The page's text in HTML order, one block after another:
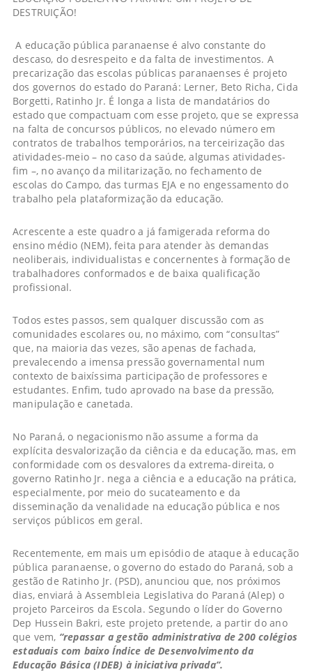
DESTRUIÇÃO!
A educação pública paranaense é alvo constante do
descaso, do desrespeito e da falta de investimentos. A
precarização das escolas públicas paranaenses é projeto
dos governos do estado do Paraná: Lerner, Beto Richa, Cida
Borgetti, Ratinho Jr. É longa a lista de mandatários do
estado que compactuam com esse projeto, que se expressa
na falta de concursos públicos, no elevado número em
contratos de trabalhos temporários, na terceirização das
atividades-meio – no caso da saúde, algumas atividades-
fim –, no avanço da militarização, no fechamento de
escolas do Campo, das turmas EJA e no engessamento do
trabalho pela plataformização da educação.
Acrescente a este quadro a já famigerada reforma do
ensino médio (NEM), feita para atender às demandas
neoliberais, individualistas e concernentes à formação de
trabalhadores conformados e de baixa qualificação
profissional.
Todos estes passos, sem qualquer discussão com as
comunidades escolares ou, no máximo, com “consultas”
que, na maioria das vezes, são apenas de fachada,
prevalecendo a imensa pressão governamental num
contexto de baixíssima participação de professores e
estudantes. Enfim, tudo aprovado na base da pressão,
manipulação e canetada.
No Paraná, o negacionismo não assume a forma da
explícita desvalorização da ciência e da educação, mas, em
conformidade com os desvalores da extrema-direita, o
governo Ratinho Jr. nega a ciência e a educação na prática,
especialmente, por meio do sucateamento e da
disseminação da venalidade na educação pública e nos
serviços públicos em geral.
Recentemente, em mais um episódio de ataque à educação
pública paranaense, o governo do estado do Paraná, sob a
gestão de Ratinho Jr. (PSD), anunciou que, nos próximos
dias, enviará à Assembleia Legislativa do Paraná (Alep) o
projeto Parceiros da Escola. Segundo o líder do Governo
Dep Hussein Bakri, este projeto pretende, a partir do ano
que vem, “repassar a gestão administrativa de 200 colégios
estaduais com baixo Índice de Desenvolvimento da
Educação Básica (IDEB) à iniciativa privada”.